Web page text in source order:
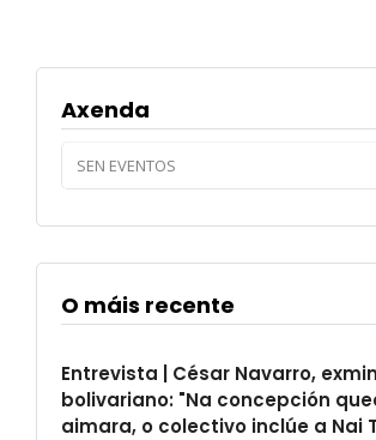
Axenda
SEN EVENTOS
O máis recente
Entrevista | César Navarro,
bolivariano: "Na concepción
aimara, o colectivo inclúe a Nai